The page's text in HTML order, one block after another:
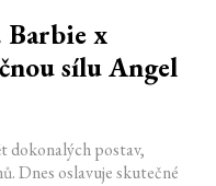
Barbie x
sílu Angel
dokonalých postav,
Dnes oslavuje skutečné